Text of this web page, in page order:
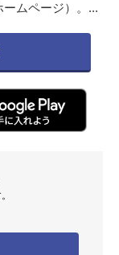
ムページ）。...